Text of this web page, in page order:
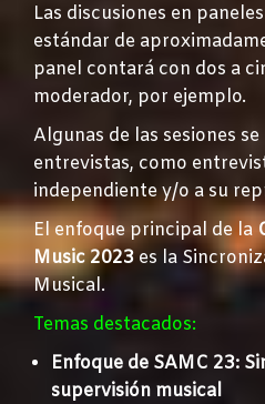
Las discusiones en
estándar de
panel contará con dos a
moderador, por ejemplo.
Algunas de las sesiones
entrevistas, como
independiente y/o a su
El enfoque principal de la
Music 2023es la
Musical.
Temas destacados:
Enfoque de SAMC 23:
supervisión musical